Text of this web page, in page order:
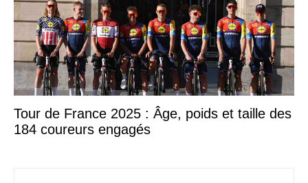
Tour de France 2025 : Âge, poids et taille des
184 coureurs engagés